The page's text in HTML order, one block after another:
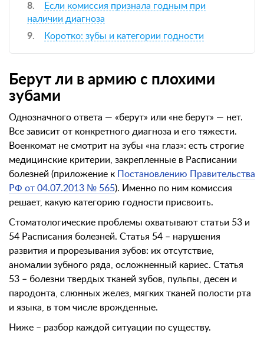
Если комиссия признала годным при
наличии диагноза
Коротко: зубы и категории годности
Берут ли в армию с плохими
зубами
Однозначного ответа — «берут» или «не берут» — нет.
Все зависит от конкретного диагноза и его тяжести.
Военкомат не смотрит на зубы «на глаз»: есть строгие
медицинские критерии, закрепленные в Расписании
болезней (приложение к
Постановлению Правительства
РФ от 04.07.2013 № 565). Именно по ним комиссия
решает, какую категорию годности присвоить.
Стоматологические проблемы охватывают статьи 53 и
54 Расписания болезней. Статья 54 – нарушения
развития и прорезывания зубов: их отсутствие,
аномалии зубного ряда, осложненный кариес. Статья
53 – болезни твердых тканей зубов, пульпы, десен и
пародонта, слюнных желез, мягких тканей полости рта
и языка, в том числе врожденные.
Ниже – разбор каждой ситуации по существу.